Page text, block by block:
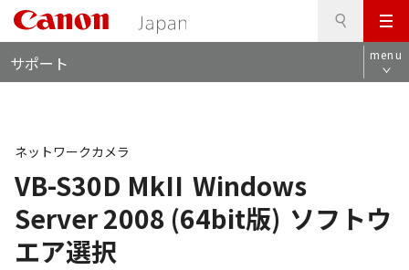
メ
ニ
ュ
サポート menu
VB-S30D MkII Windows
Server 2008 (64bit版) ソフトウ
エア選択
ネットワークカメラ